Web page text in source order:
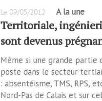
Le 09/05/2012 A la une
Territoriale,
sont devenus
Même si une grande partie
poste dans le secteur
: absentéisme, TMS, RPS,
Nord-Pas de Calais et sur